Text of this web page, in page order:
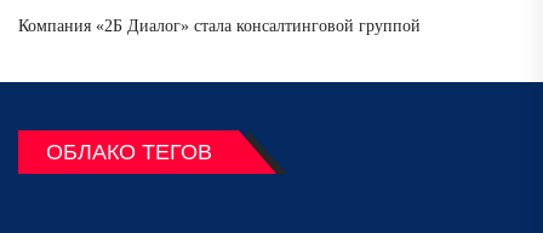
Компания «2Б Диалог» стала консалтинговой группой
ОБЛАКО ТЕГОВ